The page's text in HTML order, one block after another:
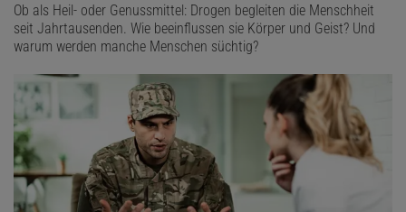
Ob als Heil- oder Genussmittel: Drogen begleiten die Menschheit
seit Jahrtausenden. Wie beeinflussen sie Körper und Geist? Und
warum werden manche Menschen süchtig?